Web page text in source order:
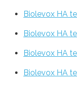
Biolevox HA
Biolevox HA
Biolevox HA
Biolevox HA